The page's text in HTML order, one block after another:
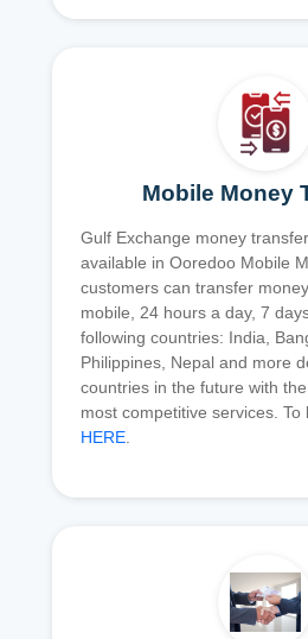
Mobile Money
Gulf Exchange money
available in Ooredoo Mobile
customers can transfer
mobile, 24 hours a day, 7
following countries: India,
Philippines, Nepal and more
countries in the future with
most competitive services. To
HERE.